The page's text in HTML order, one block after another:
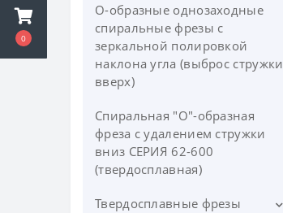
0
О-образные однозаходные
спиральные фрезы c
зеркальной полировкой
наклона угла (выброс стружки
вверх)
Спиральная "О"-образная
фреза с удалением стружки
вниз СЕРИЯ 62-600
(твердосплавная)
Твердосплавные фрезы